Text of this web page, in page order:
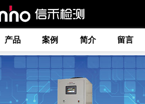
产品 案例 简介 留言